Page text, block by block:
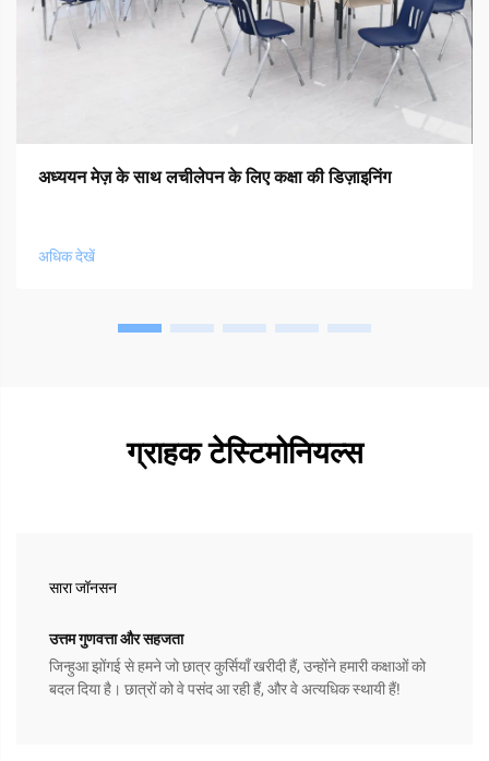
अध्ययन मेज़ के साथ लचीलेपन के लिए कक्षा की डिज़ाइनिंग
अधिक देखें
ग्राहक टेस्टिमोनियल्स
सारा जॉनसन
उत्तम गुणवत्ता और सहजता
जिन्हुआ झोंगई से हमने जो छात्र कुर्सियाँ खरीदी हैं, उन्होंने हमारी कक्षाओं को
बदल दिया है। छात्रों को वे पसंद आ रही हैं, और वे अत्यधिक स्थायी हैं!